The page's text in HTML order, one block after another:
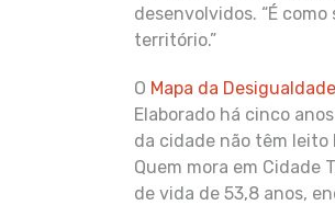
desenvolvidos. “É
território.”
O Mapa da
Elaborado há cinco
da cidade não têm leito
Quem mora em Cidade
de vida de 53,8 anos,